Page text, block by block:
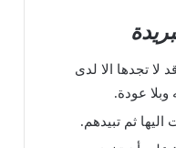
لا تجدها الا لدى
عودة.
ثم تبيدهم.